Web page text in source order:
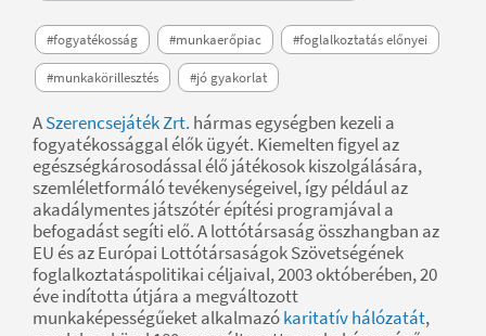
#fogyatékosság #munkaerőpiac #foglalkoztatás előnyei
#munkakörillesztés #jó gyakorlat
ASzerencsejáték Zrt. hármas egységben kezeli a
fogyatékossággal élők ügyét. Kiemelten figyel az
egészségkárosodással élő játékosok kiszolgálására,
szemléletformáló tevékenységeivel, így például az
akadálymentes játszótér építési programjával a
befogadást segíti elő. A lottótársaság összhangban az
EU és az Európai Lottótársaságok Szövetségének
foglalkoztatáspolitikai céljaival, 2003 októberében, 20
éve indította útjára a megváltozott
munkaképességűeket alkalmazókaritatív hálózatát,